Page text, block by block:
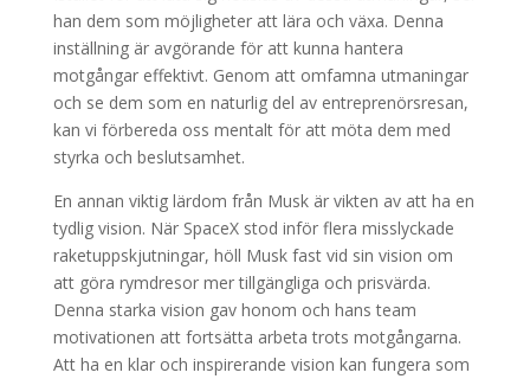
han dem som möjligheter att lära och växa. Denna
inställning är avgörande för att kunna hantera
motgångar effektivt. Genom att omfamna utmaningar
och se dem som en naturlig del av entreprenörsresan,
kan vi förbereda oss mentalt för att möta dem med
styrka och beslutsamhet.
En annan viktig lärdom från Musk är vikten av att ha en
tydlig vision. När SpaceX stod inför flera misslyckade
raketuppskjutningar, höll Musk fast vid sin vision om
att göra rymdresor mer tillgängliga och prisvärda.
Denna starka vision gav honom och hans team
motivationen att fortsätta arbeta trots motgångarna.
Att ha en klar och inspirerande vision kan fungera som